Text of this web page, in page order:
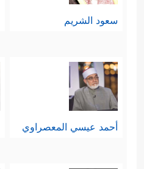
سعود الشريم
أحمد عيسي المعصراوي